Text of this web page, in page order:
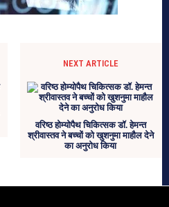
NEXT ARTICLE
वरिष्ठ होम्योपैथ चिकित्सक डॉ. हेमन्त
श्रीवास्तव ने बच्चों को खुशनुमा माहौल देने
का अनुरोध किया